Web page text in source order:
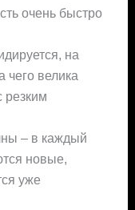
очень быстро
на
чего велика
резким
– в каждый
новые,
уже